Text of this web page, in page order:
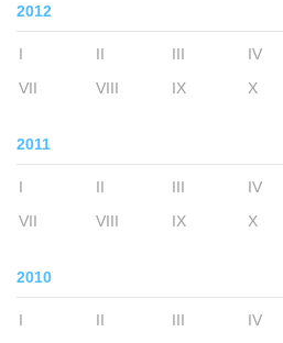
2012
I II III IV
VII
VIII IX X
2011
I II III IV
VII
VIII IX X
2010
I II III IV